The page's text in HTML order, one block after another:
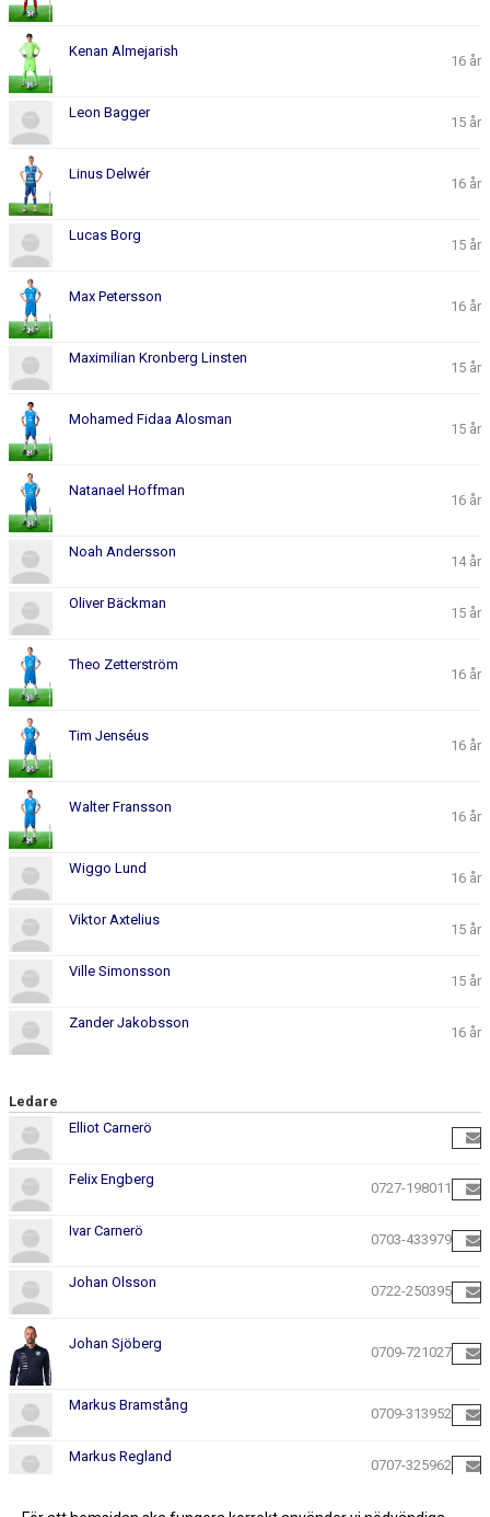
Kenan Almejarish
16 år
Leon Bagger
15 år
Linus Delwér
16 år
Lucas Borg
15 år
Max Petersson
16 år
Maximilian Kronberg Linsten
15 år
Mohamed Fidaa Alosman
15 år
Natanael Hoffman
16 år
Noah Andersson
14 år
Oliver Bäckman
15 år
Theo Zetterström
16 år
Tim Jenséus
16 år
Walter Fransson
16 år
Wiggo Lund
16 år
Viktor Axtelius
15 år
Ville Simonsson
15 år
Zander Jakobsson
16 år
Ledare
Elliot Carnerö
Felix Engberg
0727-198011
Ivar Carnerö
0703-433979
Johan Olsson
0722-250395
Johan Sjöberg
0709-721027
Markus Bramstång
0709-313952
Markus Regland
0707-325962
Stratos Kenstanlis